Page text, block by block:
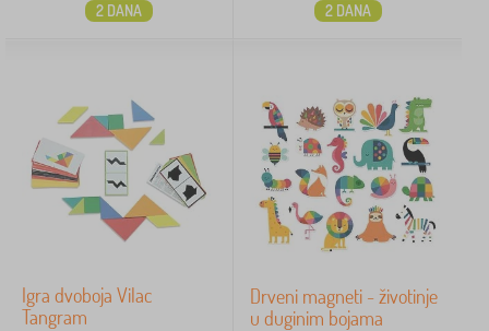
2 DANA 2 DANA
Igra dvoboja Vilac
Tangram
Drveni magneti - životinje
u duginim bojama